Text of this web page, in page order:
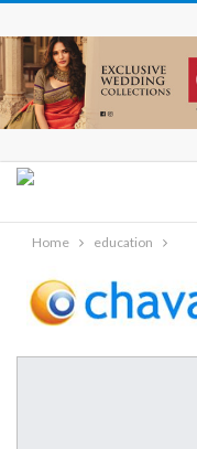
Home education